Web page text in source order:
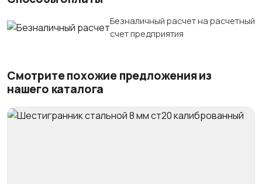
Безналичный расчет на расчетный
счет предприятия
Смотрите похожие предложения из
нашего каталога